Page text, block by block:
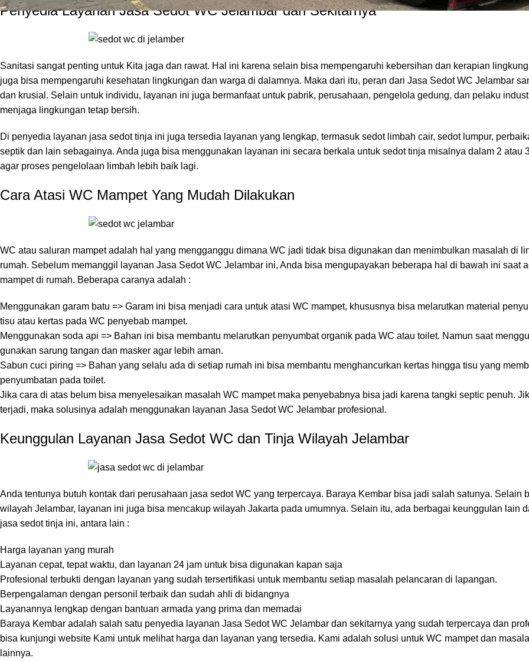
Penyedia Layanan Jasa Sedot WC Jelambar dan Sekitarnya
Sanitasi sangat penting untuk Kita jaga dan rawat. Hal ini karena selain bisa mempengaruhi kebersihan dan kerapian
juga bisa mempengaruhi kesehatan lingkungan dan warga di dalamnya. Maka dari itu, peran dari Jasa Sedot WC Jelambar
dan krusial. Selain untuk individu, layanan ini juga bermanfaat untuk pabrik, perusahaan, pengelola gedung, dan pelaku
menjaga lingkungan tetap bersih.
Di penyedia layanan jasa sedot tinja ini juga tersedia layanan yang lengkap, termasuk sedot limbah cair, sedot lumpur,
septik dan lain sebagainya. Anda juga bisa menggunakan layanan ini secara berkala untuk sedot tinja misalnya dalam 2 atau
agar proses pengelolaan limbah lebih baik lagi.
Cara Atasi WC Mampet Yang Mudah Dilakukan
WC atau saluran mampet adalah hal yang mengganggu dimana WC jadi tidak bisa digunakan dan menimbulkan masalah di
rumah. Sebelum memanggil layanan Jasa Sedot WC Jelambar ini, Anda bisa mengupayakan beberapa hal di bawah ini saat
mampet di rumah. Beberapa caranya adalah :
Menggunakan garam batu => Garam ini bisa menjadi cara untuk atasi WC mampet, khususnya bisa melarutkan material
tisu atau kertas pada WC penyebab mampet.
Menggunakan soda api => Bahan ini bisa membantu melarutkan penyumbat organik pada WC atau toilet. Namun saat
gunakan sarung tangan dan masker agar lebih aman.
Sabun cuci piring => Bahan yang selalu ada di setiap rumah ini bisa membantu menghancurkan kertas hingga tisu yang
penyumbatan pada toilet.
Jika cara di atas belum bisa menyelesaikan masalah WC mampet maka penyebabnya bisa jadi karena tangki septic penuh.
terjadi, maka solusinya adalah menggunakan layanan Jasa Sedot WC Jelambar profesional.
Keunggulan Layanan Jasa Sedot WC dan Tinja Wilayah Jelambar
Anda tentunya butuh kontak dari perusahaan jasa sedot WC yang terpercaya. Baraya Kembar bisa jadi salah satunya. Selain
wilayah Jelambar, layanan ini juga bisa mencakup wilayah Jakarta pada umumnya. Selain itu, ada berbagai keunggulan lain
jasa sedot tinja ini, antara lain :
Harga layanan yang murah
Layanan cepat, tepat waktu, dan layanan 24 jam untuk bisa digunakan kapan saja
Profesional terbukti dengan layanan yang sudah tersertifikasi untuk membantu setiap masalah pelancaran di lapangan.
Berpengalaman dengan personil terbaik dan sudah ahli di bidangnya
Layanannya lengkap dengan bantuan armada yang prima dan memadai
Baraya Kembar adalah salah satu penyedia layanan Jasa Sedot WC Jelambar dan sekitarnya yang sudah terpercaya dan
bisa kunjungi website Kami untuk melihat harga dan layanan yang tersedia. Kami adalah solusi untuk WC mampet dan
lainnya.